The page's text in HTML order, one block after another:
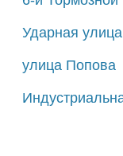
Ударная улица
улица Попова